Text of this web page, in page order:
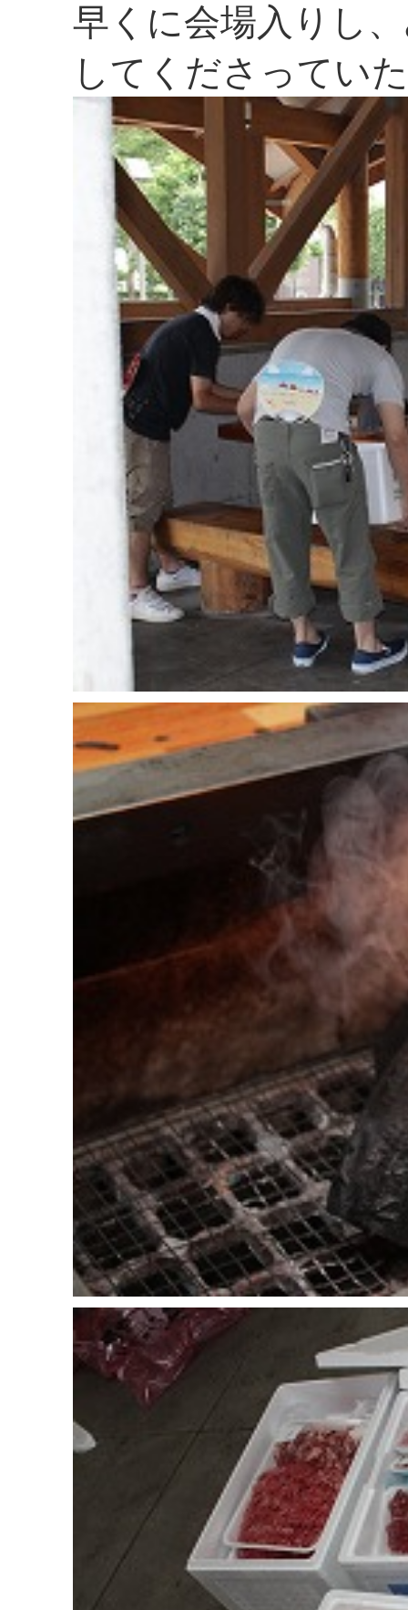
早くに会場入りし
してくださってい